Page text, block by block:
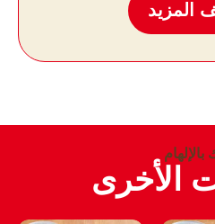
المزيد
بالإلهام
الأخرى